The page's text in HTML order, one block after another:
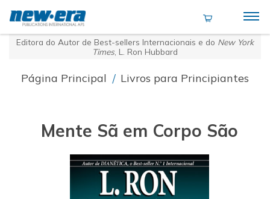
Editora do Autor de Best-sellers Internacionais e do New York
Times , L. Ron Hubbard
Página Principal / Livros para Principiantes
Mente Sã em Corpo São